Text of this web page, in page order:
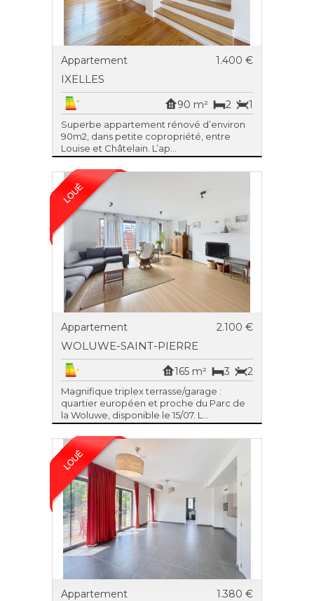
Appartement 1.400 €
IXELLES
1
2
90 m²
Superbe appartement rénové d’environ
90m2, dans petite copropriété, entre
Louise et Châtelain. L’ap...
Appartement 2.100 €
WOLUWE-SAINT-PIERRE
2
3
165 m²
Magnifique triplex terrasse/garage :
quartier européen et proche du Parc de
la Woluwe, disponible le 15/07. L...
Appartement 1.380 €